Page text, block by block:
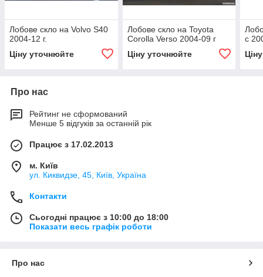
Лобове скло на Volvo S40
2004-12 г.
Ціну уточнюйте
Лобове скло на Toyota
Corolla Verso 2004-09 г
Ціну уточнюйте
c
Про нас
Рейтинг не сформований
Менше 5 відгуків за останній рік
Працює з 17.02.2013
м. Київ
ул. Киквидзе, 45, Київ, Україна
Контакти
Сьогодні працює з 10:00 до 18:00
Показати весь графік роботи
Про нас